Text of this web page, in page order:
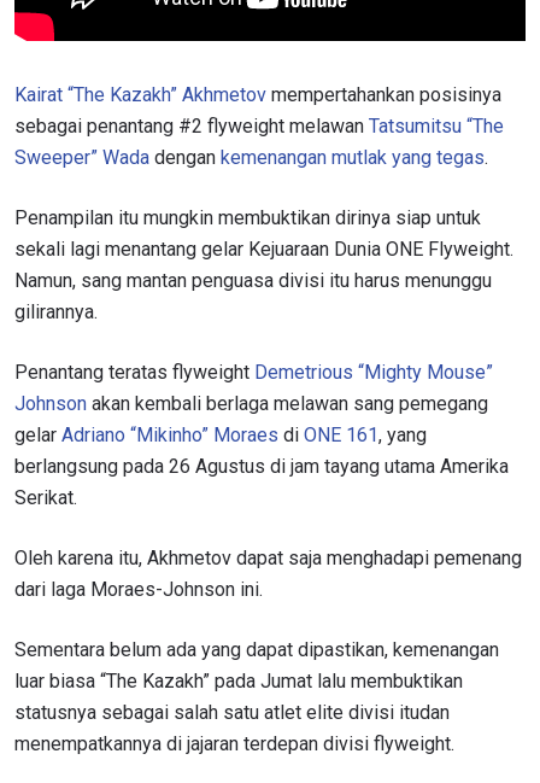
Kairat “The Kazakh” Akhmetov mempertahankan posisinya
sebagai penantang #2 flyweight melawan Tatsumitsu “The
Sweeper” Wada dengan kemenangan mutlak yang tegas.
Penampilan itu mungkin membuktikan dirinya siap untuk
sekali lagi menantang gelar Kejuaraan Dunia ONE Flyweight.
Namun, sang mantan penguasa divisi itu harus menunggu
gilirannya.
Penantang teratas flyweight Demetrious “Mighty Mouse”
Johnson akan kembali berlaga melawan sang pemegang
gelar Adriano “Mikinho” Moraes di ONE 161, yang
berlangsung pada 26 Agustus di jam tayang utama Amerika
Serikat.
Oleh karena itu, Akhmetov dapat saja menghadapi pemenang
dari laga Moraes-Johnson ini.
Sementara belum ada yang dapat dipastikan, kemenangan
luar biasa “The Kazakh” pada Jumat lalu membuktikan
statusnya sebagai salah satu atlet elite divisi itudan
menempatkannya di jajaran terdepan divisi flyweight.